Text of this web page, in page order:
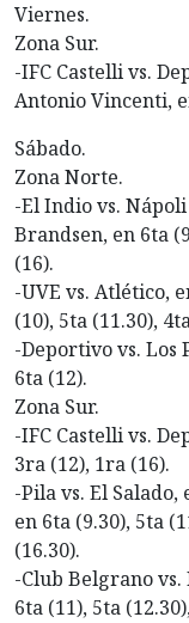
Viernes.
Zona Sur.
-IFC Castelli vs.
Antonio Vincenti,
Sábado.
Zona Norte.
-El Indio vs.
Brandsen, en 6ta
(16).
-UVE vs. Atlético,
(10), 5ta (11.30),
-Deportivo vs. Los
6ta (12).
Zona Sur.
-IFC Castelli vs.
3ra (12), 1ra (16).
-Pila vs. El
en 6ta (9.30), 5ta
(16.30).
-Club Belgrano
6ta (11), 5ta